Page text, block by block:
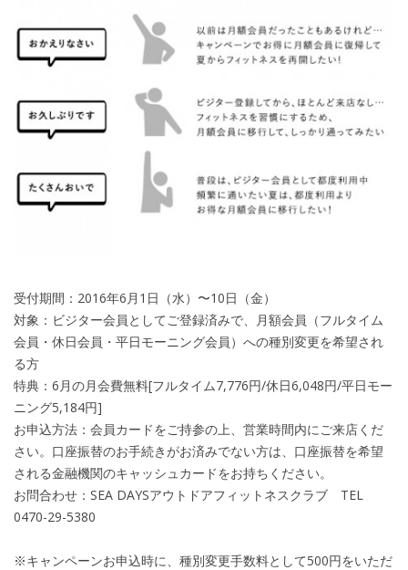
受付期間：2016年6月1日（水）〜10日（金）
対象：ビジター会員としてご登録済みで、月額会員（フルタイム
会員・休日会員・平日モーニング会員）への種別変更を希望され
る方
特典：6月の月会費無料[フルタイム7,776円/休日6,048円/平日モー
ニング5,184円]
お申込方法：会員カードをご持参の上、営業時間内にご来店くだ
さい。口座振替のお手続きがお済みでない方は、口座振替を希望
される金融機関のキャッシュカードをお持ちください。
お問合わせ：SEA DAYSアウトドアフィットネスクラブ TEL
0470-29-5380
※キャンペーンお申込時に、種別変更手数料として500円をいただ